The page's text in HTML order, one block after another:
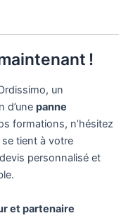
!
un
d’une panne
formations, n’hésitez
tient à votre
personnalisé et
et partenaire